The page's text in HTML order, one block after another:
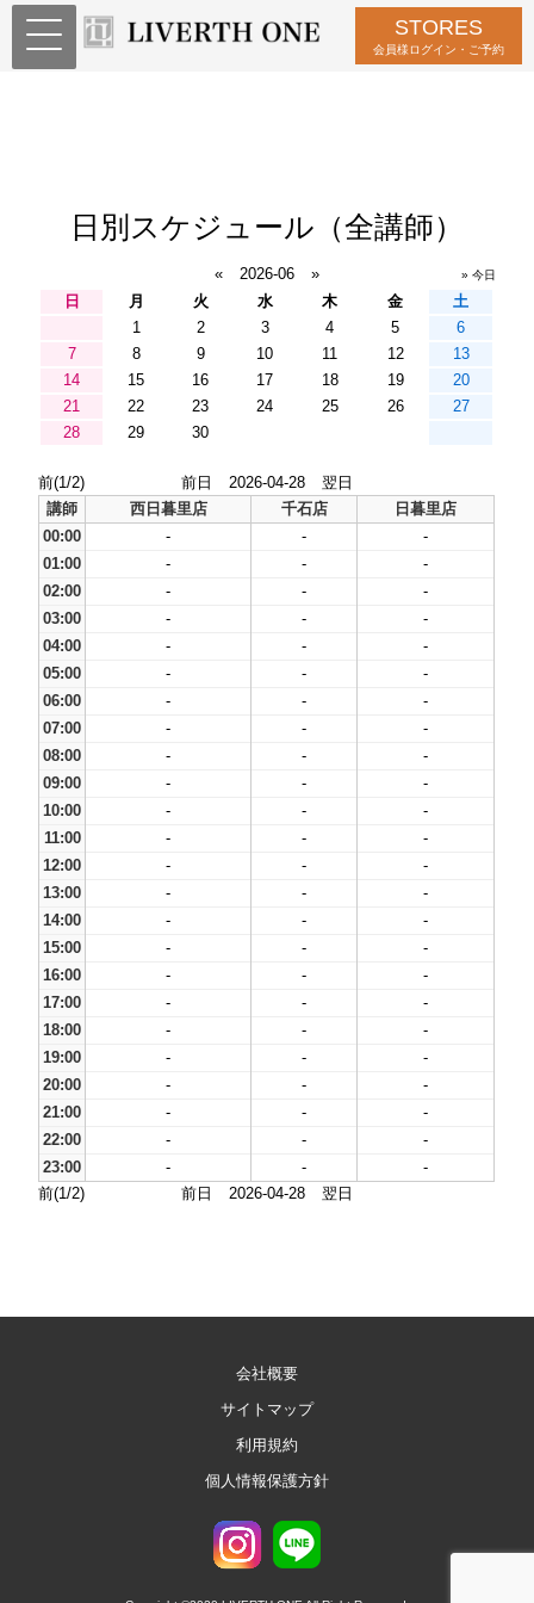
STORES
会員様ログイン・ご予約
日別スケジュール（全講師）
« 2026-06 » » 今日
日 月 火 水 木 金
土
1
2 3 4 5
6
7
8 9 10 11 12
13
14
15 16 17 18 19
20
21
22 23 24 25 26
27
28
29 30
前(1/2) 前日 2026-04-28
翌日
講師
西日暮里店 千石店
日暮里店
00:00
- -
-
01:00
- -
-
02:00
- -
-
03:00
- -
-
04:00
- -
-
05:00
- -
-
06:00
- -
-
07:00
- -
-
08:00
- -
-
09:00
- -
-
10:00
- -
-
11:00
- -
-
12:00
- -
-
13:00
- -
-
14:00
- -
-
15:00
- -
-
16:00
- -
-
17:00
- -
-
18:00
- -
-
19:00
- -
-
20:00
- -
-
21:00
- -
-
22:00
- -
-
23:00
- -
-
前(1/2)
前日 2026-04-28 翌日
会社概要
サイトマップ
利用規約
個人情報保護方針